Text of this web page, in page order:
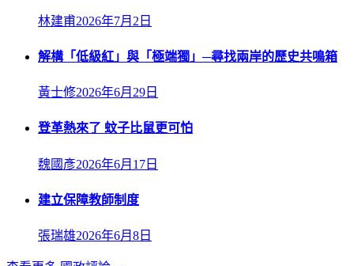
林建甫2026年7月2日
解構「低級紅」與「極端獨」─尋找兩岸的歷史共鳴箱
黃士修2026年6月29日
登革熱來了 蚊子比鼠更可怕
魏國彥2026年6月17日
建立保障教師制度
張瑞雄2026年6月8日